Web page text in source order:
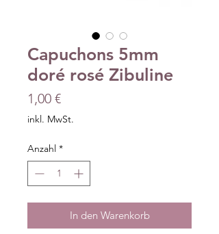
Capuchons 5mm
doré rosé Zibuline
1,00 €Preis
inkl. MwSt.
Anzahl *
In den Warenkorb